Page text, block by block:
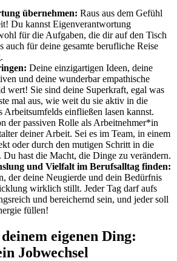
übernehmen: Raus aus dem Gefühl
Du kannst Eigenverantwortung
für die Aufgaben, die dir auf den Tisch
auch für deine gesamte berufliche Reise
Deine einzigartigen Ideen, deine
und deine wunderbar empathische
wert! Sie sind deine Superkraft, egal was
mal aus, wie weit du sie aktiv in die
Arbeitsumfelds einfließen lasen kannst.
der passiven Rolle als Arbeitnehmer*in
deiner Arbeit. Sei es im Team, in einem
oder durch den mutigen Schritt in die
Du hast die Macht, die Dinge zu verändern.
und Vielfalt im Berufsalltag finden:
der deine Neugierde und dein Bedürfnis
wirklich stillt. Jeder Tag darf aufs
und bereichernd sein, und jeder soll
füllen!
eigenen Ding:
Jobwechsel